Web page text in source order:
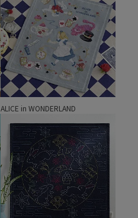
ALICE in WONDERLAND